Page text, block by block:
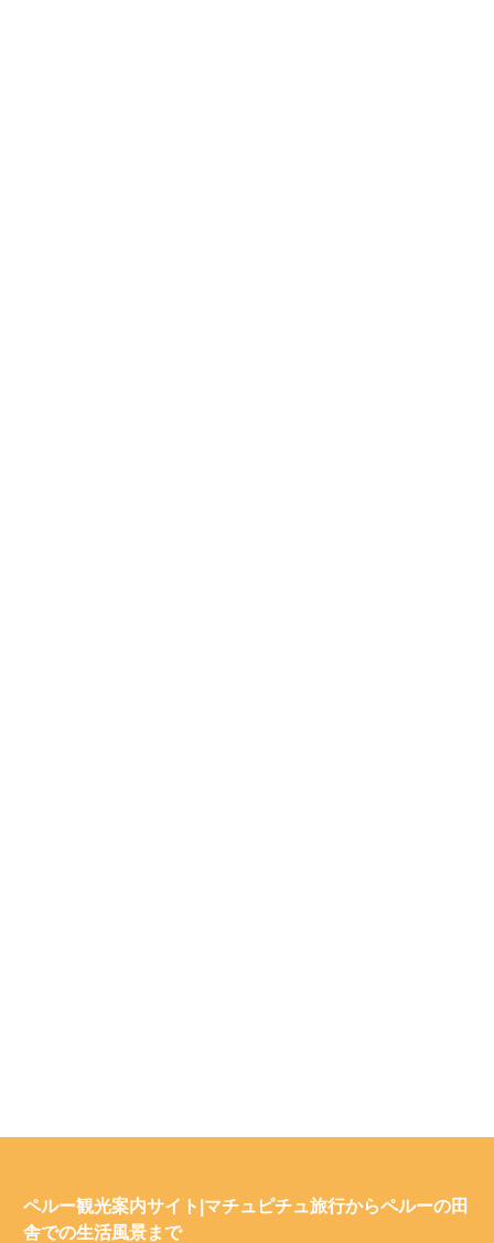
ペルー観光案内サイト|マチュピチュ旅行からペルーの田
舎での生活風景まで